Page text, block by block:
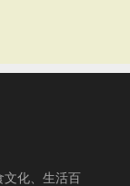
文化、生活百